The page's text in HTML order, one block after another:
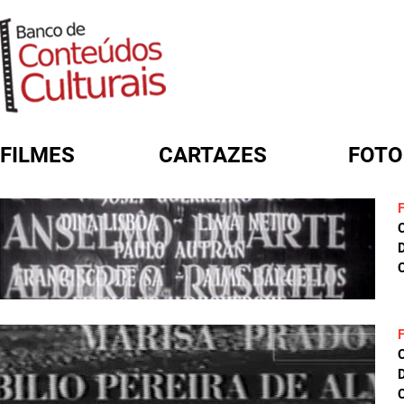
FILMES CARTAZES
FORMULÁRIO DE BUSCA